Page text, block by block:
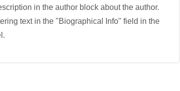
in the author block about the author.
text in the "Biographical Info" field in the